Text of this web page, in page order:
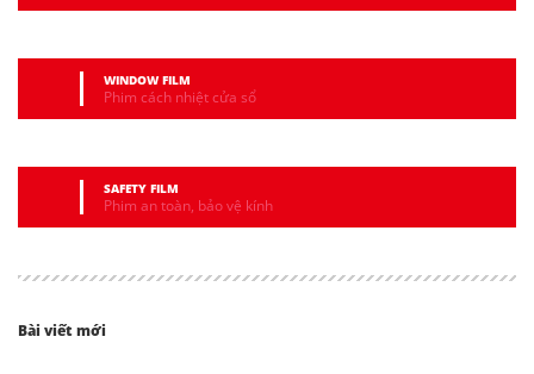
WINDOW FILM
Phim cách nhiệt cửa sổ
SAFETY FILM
Phim an toàn, bảo vệ kính
Bài viết mới